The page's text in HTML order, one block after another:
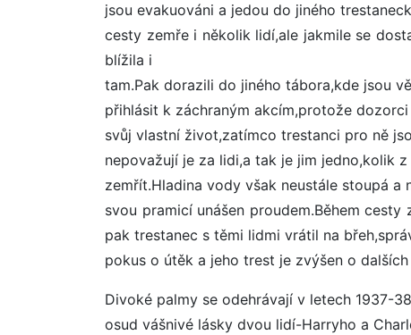
jsou evakuováni a jedou do jiného
cesty zemře i několik lidí,ale jakmile se
blížila i
tam.Pak dorazili do jiného tábora,kde jsou
přihlásit k záchraným akcím,protože
svůj vlastní život,zatímco trestanci pro ně
nepovažují je za lidi,a tak je jim jedno,kolik
zemřít.Hladina vody však neustále stoupá a
svou pramicí unášen proudem.Během
pak trestanec s těmi lidmi vrátil na
pokus o útěk a jeho trest je zvýšen o dalších
Divoké palmy se odehrávají v letech 1937-
osud vášnivé lásky dvou lidí-Harryho a